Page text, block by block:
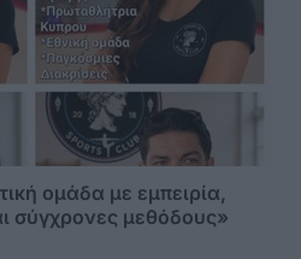
ομάδα με εμπειρία,
σύγχρονες μεθόδους»